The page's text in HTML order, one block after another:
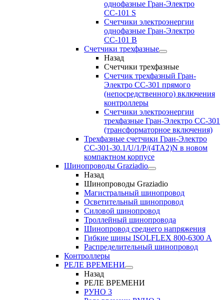
однофазные Гран-Электро
СС-101 S
Счетчики электроэнергии
однофазные Гран-Электро
СС-101 B
Счетчики трехфазные
Назад
Счетчики трехфазные
Счетчик трехфазный Гран-
Электро CC-301 прямого
(непосредственного) включения
контроллеры
Счетчики электроэнергии
трехфазные Гран-Электро CC-301
(трансформаторное включения)
Трехфазные счетчики Гран-Электро
СС-301-30.1/U/1/P/(4TA2)N в новом
компактном корпусе
Шинопроводы Graziadio
Назад
Шинопроводы Graziadio
Магистральный шинопровод
Осветительный шинопровод
Силовой шинопровод
Троллейный шинопровода
Шинопровод среднего напряжения
Гибкие шины ISOLFLEX 800-6300 А
Распределительный шинопровод
Контроллеры
РЕЛЕ ВРЕМЕНИ
Назад
РЕЛЕ ВРЕМЕНИ
РУНО 3